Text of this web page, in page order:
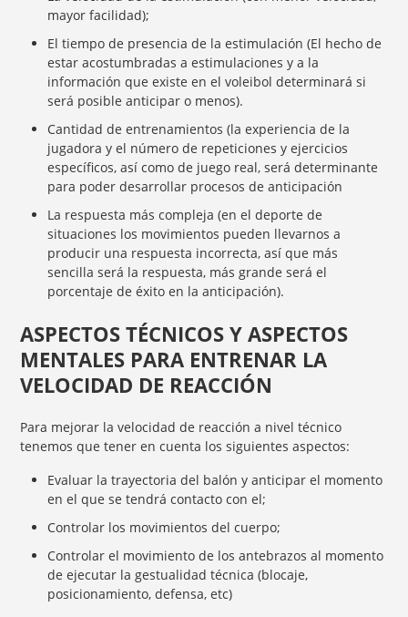
mayor facilidad);
El tiempo de presencia de la estimulación (El hecho de
estar acostumbradas a estimulaciones y a la
información que existe en el voleibol determinará si
será posible anticipar o menos).
Cantidad de entrenamientos (la experiencia de la
jugadora y el número de repeticiones y ejercicios
específicos, así como de juego real, será determinante
para poder desarrollar procesos de anticipación
La respuesta más compleja (en el deporte de
situaciones los movimientos pueden llevarnos a
producir una respuesta incorrecta, así que más
sencilla será la respuesta, más grande será el
porcentaje de éxito en la anticipación).
ASPECTOS TÉCNICOS Y ASPECTOS
MENTALES PARA ENTRENAR LA
VELOCIDAD DE REACCIÓN
Para mejorar la velocidad de reacción a nivel técnico
tenemos que tener en cuenta los siguientes aspectos:
Evaluar la trayectoria del balón y anticipar el momento
en el que se tendrá contacto con el;
Controlar los movimientos del cuerpo;
Controlar el movimiento de los antebrazos al momento
de ejecutar la gestualidad técnica (blocaje,
posicionamiento, defensa, etc)